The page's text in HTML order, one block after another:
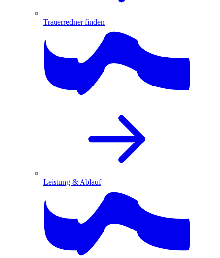
Trauerredner finden
Leistung & Ablauf